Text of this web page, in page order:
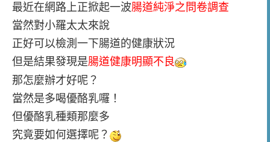
最近在網路上正掀起一波腸道純淨之問卷調查
當然對小羅太太來說
正好可以檢測一下腸道的健康狀況
但是結果發現是腸道健康明顯不良
那怎麼辦才好呢？
當然是多喝優酪乳囉！
但優酪乳種類那麼多
究竟要如何選擇呢？